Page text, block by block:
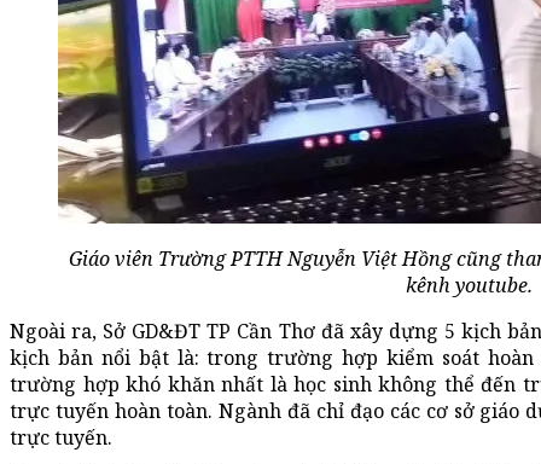
Giáo viên Trường PTTH Nguyễn Việt Hồng cũng
kênh youtube.
Ngoài ra, Sở GD&ĐT TP Cần Thơ đã xây dựng 5 kịch
kịch bản nổi bật là: trong trường hợp kiểm soát
trường hợp khó khăn nhất là học sinh không thể đến
trực tuyến hoàn toàn. Ngành đã chỉ đạo các cơ sở giáo
trực tuyến.